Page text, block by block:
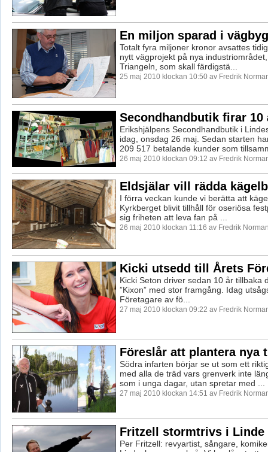
En miljon sparad i
Totalt fyra miljoner kronor avsattes
nytt vägprojekt på nya
Triangeln, som skall färdigstä...
25 maj 2010 klockan 10:50 av Fredrik
Secondhandbutik firar 10
Erikshjälpens Secondhandbutik i
idag, onsdag 26 maj. Sedan starten
209 517 betalande kunder som
26 maj 2010 klockan 09:12 av Fredrik
Eldsjälar vill rädda
I förra veckan kunde vi berätta att
Kyrkberget blivit tillhåll för oseriösa
sig friheten att leva fan på ...
26 maj 2010 klockan 11:16 av Fredrik
Kicki utsedd till Årets
Kicki Seton driver sedan 10 år tillbaka
”Kixon” med stor framgång. Idag
Företagare av fö...
27 maj 2010 klockan 09:22 av Fredrik
Föreslår att plantera nya
Södra infarten börjar se ut som ett
med alla de träd vars grenverk inte
som i unga dagar, utan spretar med ...
27 maj 2010 klockan 14:51 av Fredrik
Fritzell stormtrivs i Linde
Per Fritzell: revyartist, sångare,